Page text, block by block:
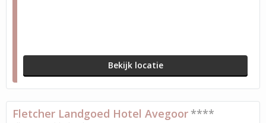
Bekijk locatie
Fletcher Landgoed Hotel Avegoor ****